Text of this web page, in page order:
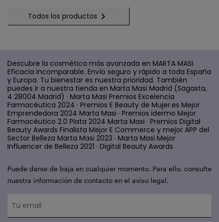
Todos los productos 
Descubre la cosmética más avanzada en MARTA MASI.
Eficacia incomparable. Envío seguro y rápido a toda España
y Europa. Tu bienestar es nuestra prioridad. También
puedes ir a nuestra tienda en Marta Masi Madrid (Sagasta,
4 28004 Madrid) · Marta Masi Premios Excelencia
Farmacéutica 2024 · Premios E Beauty de Mujer.es Mejor
Emprendedora 2024 Marta Masi · Premios idermo Mejor
Farmacéutico 2.0 Plata 2024 Marta Masi · Premios Digital
Beauty Awards Finalista Mejor E Commerce y mejor APP del
Sector Belleza Marta Masi 2023 · Marta Masi Mejor
Influencer de Belleza 2021 · Digital Beauty Awards
Puede darse de baja en cualquier momento. Para ello, consulte
nuestra información de contacto en el aviso legal.